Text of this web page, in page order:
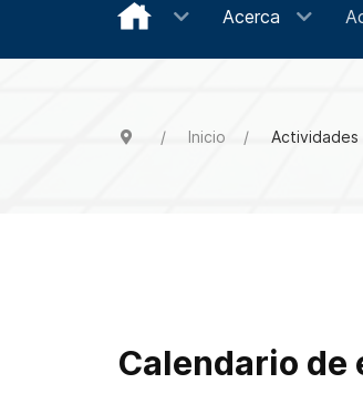
Acerca
Inicio Actividades
Calendario de